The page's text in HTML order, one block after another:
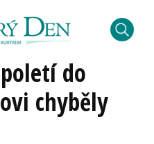
do
chyběly